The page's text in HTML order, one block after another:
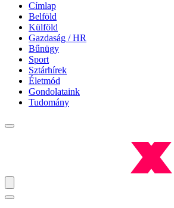
Címlap
Belföld
Külföld
Gazdaság / HR
Bűnügy
Sport
Sztárhírek
Életmód
Gondolataink
Tudomány